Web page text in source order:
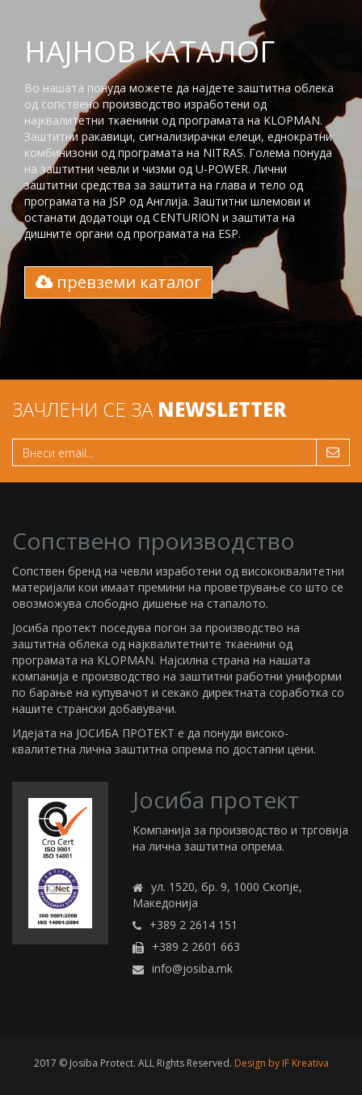
НАЈНОВ КАТАЛОГ
Во нашата понуда можете да најдете заштитна облека
од сопствено производство изработени од
најквалитетни ткаенини од програмата на KLOPMAN.
Заштитни ракавици, сигнализирачки елеци, еднократни
комбинизони од програмата на NITRAS. Голема понуда
на заштитни чевли и чизми од U-POWER. Лични
заштитни средства за заштита на глaва и тело од
програмата на JSP од Англија. Заштитни шлемови и
останати додатоци од CENTURION и заштита на
дишните органи од програмата на ESP.
превземи каталог
ЗАЧЛЕНИ СЕ ЗА NEWSLETTER
Сопствено производство
Сопствен бренд на чевли изработени од висококвалитетни
материјали кои имаат премини на проветрување со што се
овозможува слободно дишење на стапалото.
Јосиба протект поседува погон за производство на
заштитна облека од најквалитетните ткаенини од
програмата на KLOPMAN. Најсилна страна на нашата
компанија е производство на заштитни работни униформи
по барање на купувачот и секако директната соработка со
нашите странски добавувачи.
Идејата на ЈОСИБА ПРОТЕКТ е да понуди високо-
квалитетна лична заштитна опрема по достапни цени.
Јосиба протект
Компанија за производство и трговија
на лична заштитна опрема.
ул. 1520, бр. 9, 1000 Скопје,
Македонија
+389 2 2614 151
+389 2 2601 663
info@josiba.mk
2017 © Josiba Protect. ALL Rights Reserved. Design by IF Kreativa